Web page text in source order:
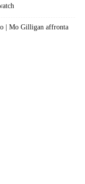
| Mo Gilligan affronta